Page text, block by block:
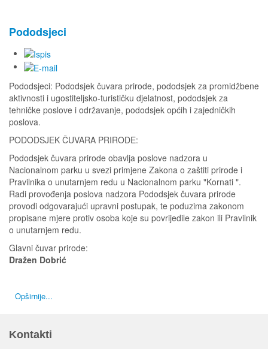
Pododsjeci
Pododsjeci: Pododsjek čuvara prirode, pododsjek za promidžbene
aktivnosti i ugostiteljsko-turističku djelatnost, pododsjek za
tehničke poslove i održavanje, pododsjek općih i zajedničkih
poslova.
PODODSJEK ČUVARA PRIRODE:
Pododsjek čuvara prirode obavlja poslove nadzora u
Nacionalnom parku u svezi primjene Zakona o zaštiti prirode i
Pravilnika o unutarnjem redu u Nacionalnom parku "Kornati ".
Radi provođenja poslova nadzora Pododsjek čuvara prirode
provodi odgovarajući upravni postupak, te poduzima zakonom
propisane mjere protiv osoba koje su povrijedile zakon ili Pravilnik
o unutarnjem redu.
Glavni čuvar prirode:
Dražen Dobrić
Opširnije...
Kontakti